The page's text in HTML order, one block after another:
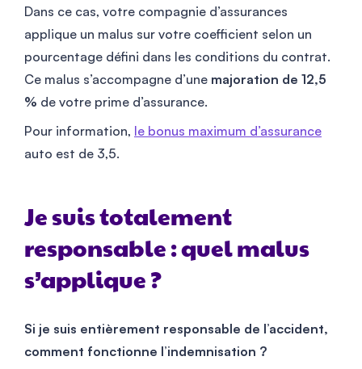
Dans ce cas, votre compagnie d’assurances
applique un malus sur votre coefficient selon un
pourcentage défini dans les conditions du contrat.
Ce malus s’accompagne d’une majoration de 12,5
% de votre prime d’assurance.
Pour information, le bonus maximum d’assurance
auto est de 3,5.
Je suis totalement
responsable : quel malus
s’applique ?
Si je suis entièrement responsable de l’accident,
comment fonctionne l’indemnisation ?